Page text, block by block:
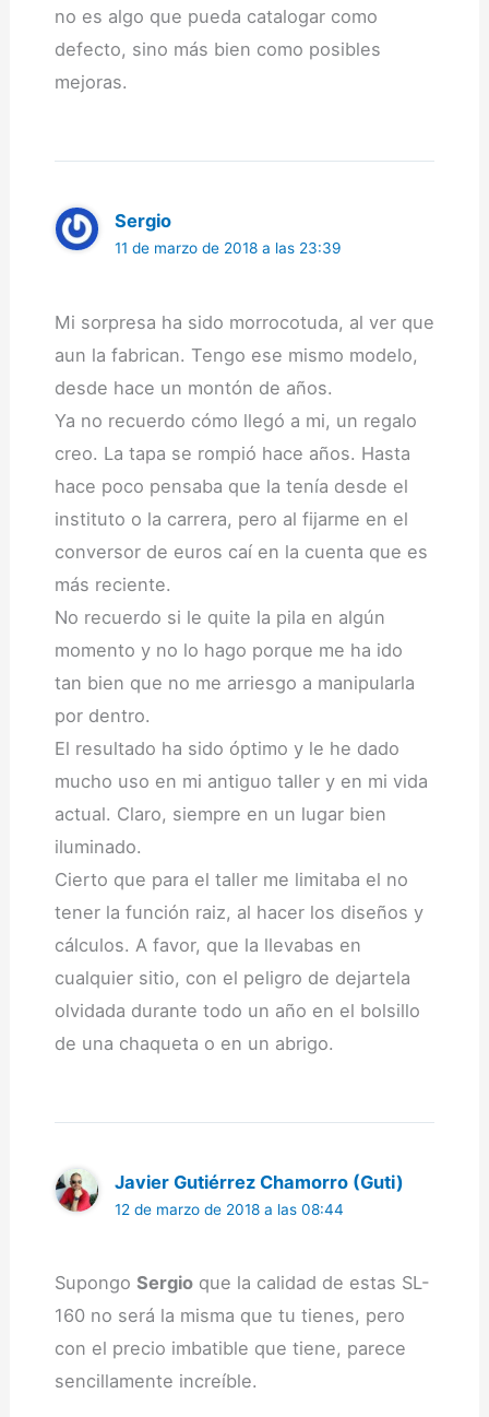
no es algo que pueda catalogar como
defecto, sino más bien como posibles
mejoras.
Sergio
11 de marzo de 2018 a las 23:39
Mi sorpresa ha sido morrocotuda, al ver que
aun la fabrican. Tengo ese mismo modelo,
desde hace un montón de años.
Ya no recuerdo cómo llegó a mi, un regalo
creo. La tapa se rompió hace años. Hasta
hace poco pensaba que la tenía desde el
instituto o la carrera, pero al fijarme en el
conversor de euros caí en la cuenta que es
más reciente.
No recuerdo si le quite la pila en algún
momento y no lo hago porque me ha ido
tan bien que no me arriesgo a manipularla
por dentro.
El resultado ha sido óptimo y le he dado
mucho uso en mi antiguo taller y en mi vida
actual. Claro, siempre en un lugar bien
iluminado.
Cierto que para el taller me limitaba el no
tener la función raiz, al hacer los diseños y
cálculos. A favor, que la llevabas en
cualquier sitio, con el peligro de dejartela
olvidada durante todo un año en el bolsillo
de una chaqueta o en un abrigo.
Javier Gutiérrez Chamorro (Guti)
12 de marzo de 2018 a las 08:44
Supongo Sergioque la calidad de estas SL-
160 no será la misma que tu tienes, pero
con el precio imbatible que tiene, parece
sencillamente increíble.